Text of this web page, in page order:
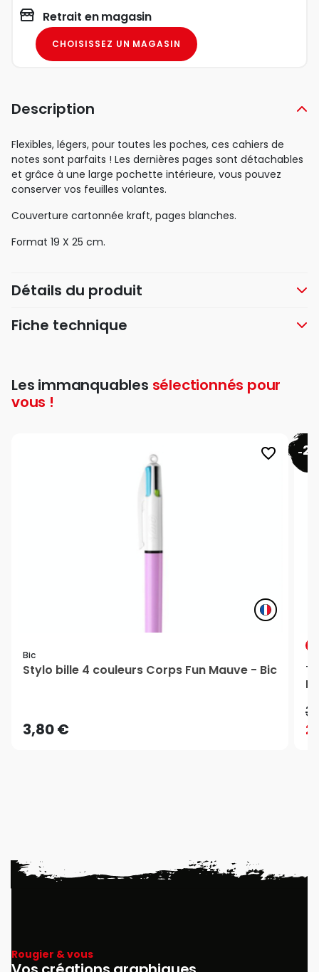
Retrait en magasin
CHOISISSEZ UN MAGASIN
Description
Flexibles, légers, pour toutes les poches, ces cahiers de
notes sont parfaits ! Les dernières pages sont détachables
et grâce à une large pochette intérieure, vous pouvez
conserver vos feuilles volantes.
Couverture cartonnée kraft, pages blanches.
Format 19 X 25 cm.
Détails du produit
Fiche technique
Les immanquables sélectionnés pour
vous !
favorite_border
Bic
Stylo bille 4 couleurs Corps Fun Mauve - Bic
3,80 €
-26
Rougier & vous